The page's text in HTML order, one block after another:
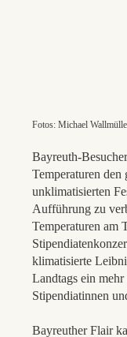
Fotos: Michael
Bayreuth-
Temperaturen
unklimatisierten
Aufführung zu
Temperaturen am
klimatisierte
Landtags ein mehr
Stipendiatinnen
Bayreuther Flair